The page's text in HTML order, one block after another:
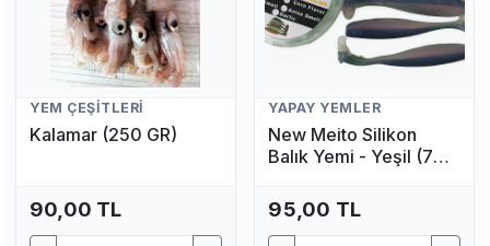
YEM ÇEŞITLERI
Kalamar (250 GR)
90,00 TL
YAPAY YEMLER
New Meito Silikon
Balık Yemi - Yeşil (7
95,00 TL